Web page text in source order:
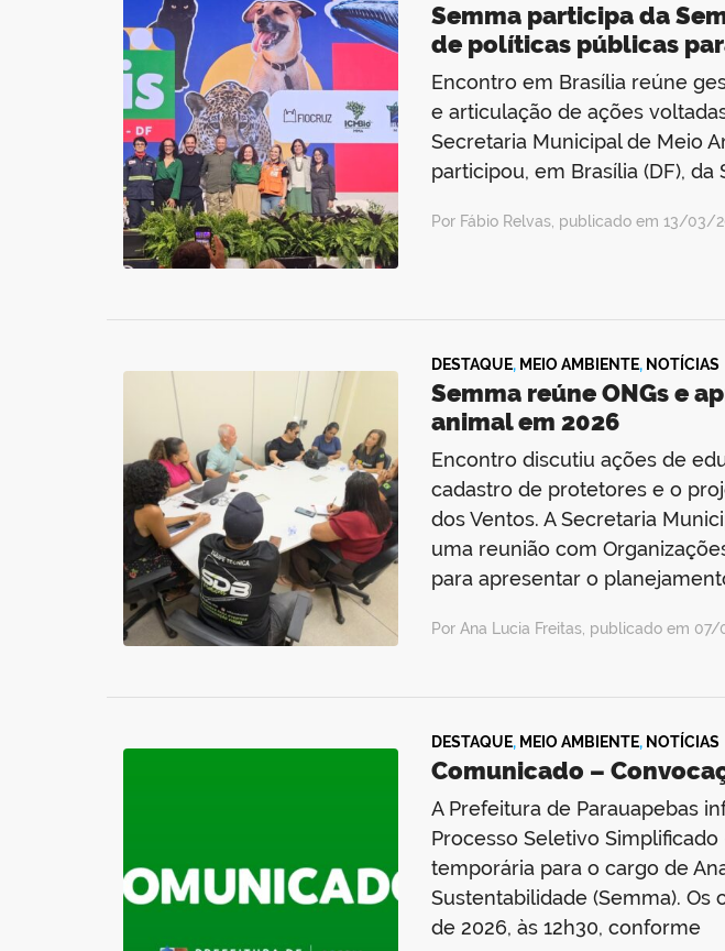
Semma participa da
de políticas públicas
Encontro em Brasília reúne
e articulação de ações
Secretaria Municipal de Meio
participou, em Brasília (DF),
Por Fábio Relvas, publicado em 13/03/
DESTAQUE, MEIO AMBIENTE, NOTÍCIAS
Semma reúne ONGs e
animal em 2026
Encontro discutiu ações de
cadastro de protetores e o
dos Ventos. A Secretaria
uma reunião com
para apresentar o
Por Ana Lucia Freitas, publicado em 07/
DESTAQUE, MEIO AMBIENTE, NOTÍCIAS
Comunicado –
A Prefeitura de Parauapebas
Processo Seletivo
temporária para o cargo de
Sustentabilidade (Semma).
de 2026, às 12h30, conforme